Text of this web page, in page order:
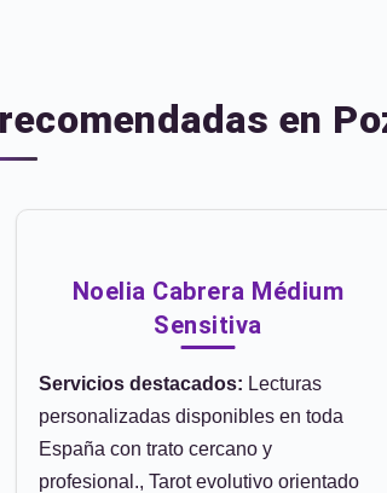
en
Noelia Cabrera Médium
Sensitiva
Servicios destacados: Lecturas
personalizadas disponibles en toda
España con trato cercano y
profesional., Tarot evolutivo orientado